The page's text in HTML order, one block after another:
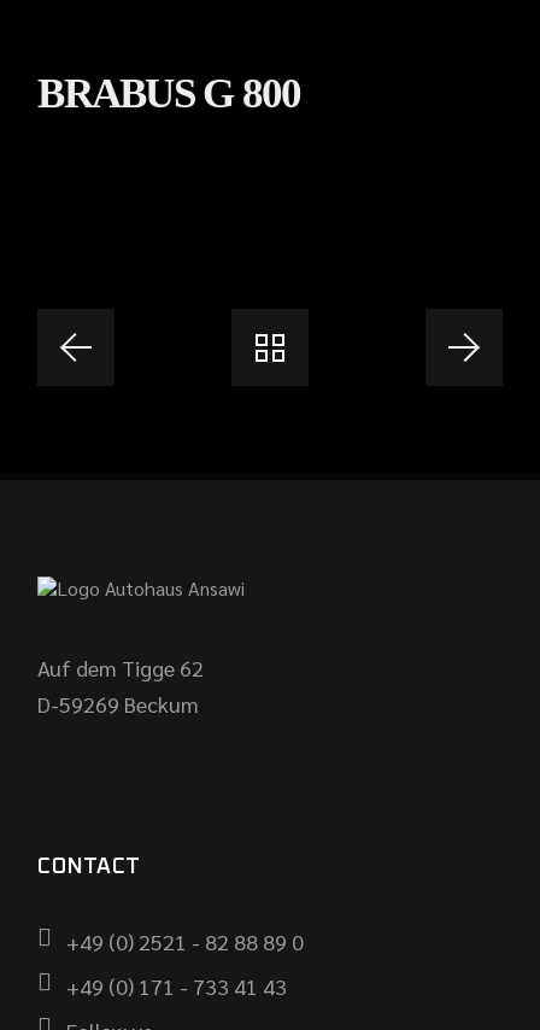
BRABUS G 800
Auf dem Tigge 62
D-59269 Beckum
CONTACT
+49 (0) 2521 - 82 88 89 0
+49 (0) 171 - 733 41 43